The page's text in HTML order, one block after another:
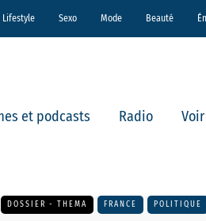
Sexo Mode Beauté
et podcasts Radio
DOSSIER - THEMA FRANCE POLITIQUE